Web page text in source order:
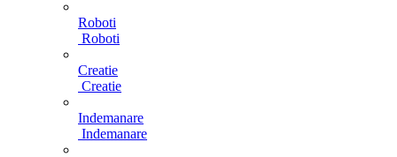
Roboti
Roboti
Creatie
Creatie
Indemanare
Indemanare